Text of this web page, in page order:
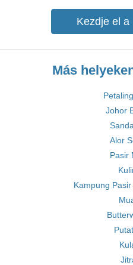
Kezdje el a
Más
Johor
Alor
Pasir
Kampung